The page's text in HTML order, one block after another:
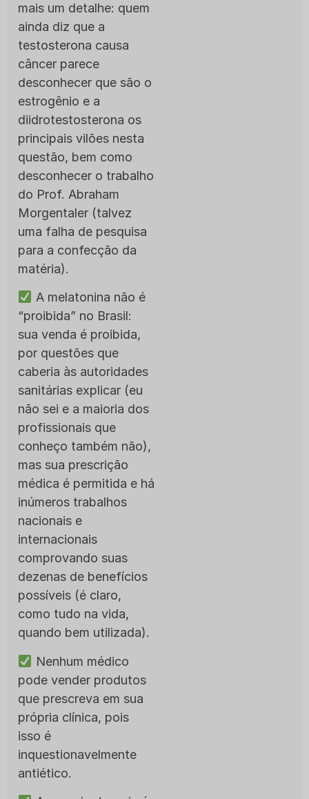
mais um detalhe: quem
ainda diz que a
testosterona causa
câncer parece
desconhecer que são o
estrogênio e a
diidrotestosterona os
principais vilões nesta
questão, bem como
desconhecer o trabalho
do Prof. Abraham
Morgentaler (talvez
uma falha de pesquisa
para a confecção da
matéria).
A melatonina não é
“proibida” no Brasil:
sua venda é proibida,
por questões que
caberia às autoridades
sanitárias explicar (eu
não sei e a maioria dos
profissionais que
conheço também não),
mas sua prescrição
médica é permitida e há
inúmeros trabalhos
nacionais e
internacionais
comprovando suas
dezenas de benefícios
possíveis (é claro,
como tudo na vida,
quando bem utilizada).
Nenhum médico
pode vender produtos
que prescreva em sua
própria clínica, pois
isso é
inquestionavelmente
antiético.